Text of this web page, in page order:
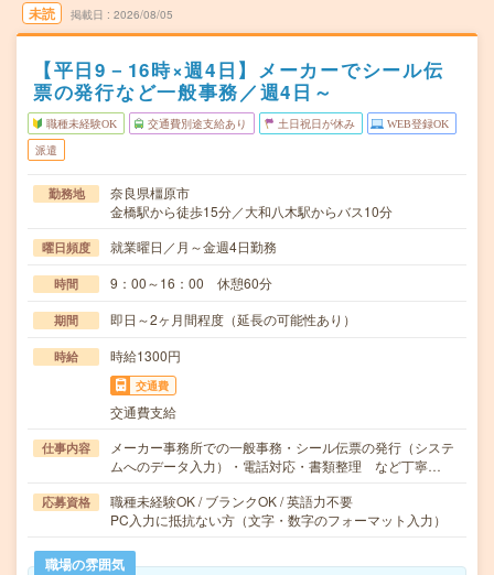
未読 掲載日 2026/08/05
【平日9－16時×週4日】メーカーでシール伝
票の発行など一般事務／週4日～
職種未経験OK 交通費別途支給あり 土日祝日が休み WEB登録OK
派遣
勤務地
奈良県橿原市
金橋駅から徒歩15分／大和八木駅からバス10分
曜日頻度 就業曜日／月～金週4日勤務
時間 9：00～16：00 休憩60分
期間 即日～2ヶ月間程度（延長の可能性あり）
時給 時給1300円
交通費
交通費支給
仕事内容
メーカー事務所での一般事務・シール伝票の発行（システ
ムへのデータ入力）・電話対応・書類整理 など丁寧…
応募資格
職種未経験OK / ブランクOK / 英語力不要
PC入力に抵抗ない方（文字・数字のフォーマット入力）
職場の雰囲気